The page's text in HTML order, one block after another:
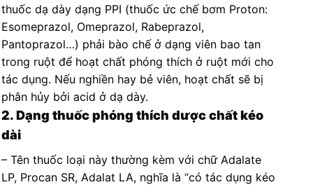
thuốc dạ dày dạng PPI (thuốc ức chế bơm Proton:
Esomeprazol, Omeprazol, Rabeprazol,
Pantoprazol…) phải bào chế ở dạng viên bao tan
trong ruột để hoạt chất phóng thích ở ruột mới cho
tác dụng. Nếu nghiền hay bẻ viên, hoạt chất sẽ bị
phân hủy bởi acid ở dạ dày.
2. Dạng thuốc phóng thích dược chất kéo
dài
– Tên thuốc loại này thường kèm với chữ Adalate
LP, Procan SR, Adalat LA, nghĩa là “có tác dụng kéo